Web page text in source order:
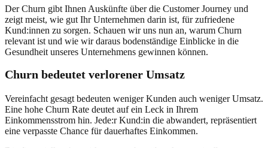
Der Churn gibt Ihnen Auskünfte über die Customer Journey und
zeigt meist, wie gut Ihr Unternehmen darin ist, für zufriedene
Kund:innen zu sorgen. Schauen wir uns nun an, warum Churn
relevant ist und wie wir daraus bodenständige Einblicke in die
Gesundheit unseres Unternehmens gewinnen können.
Churn bedeutet verlorener Umsatz
Vereinfacht gesagt bedeuten weniger Kunden auch weniger Umsatz.
Eine hohe Churn Rate deutet auf ein Leck in Ihrem
Einkommensstrom hin. Jede:r Kund:in die abwandert, repräsentiert
eine verpasste Chance für dauerhaftes Einkommen.